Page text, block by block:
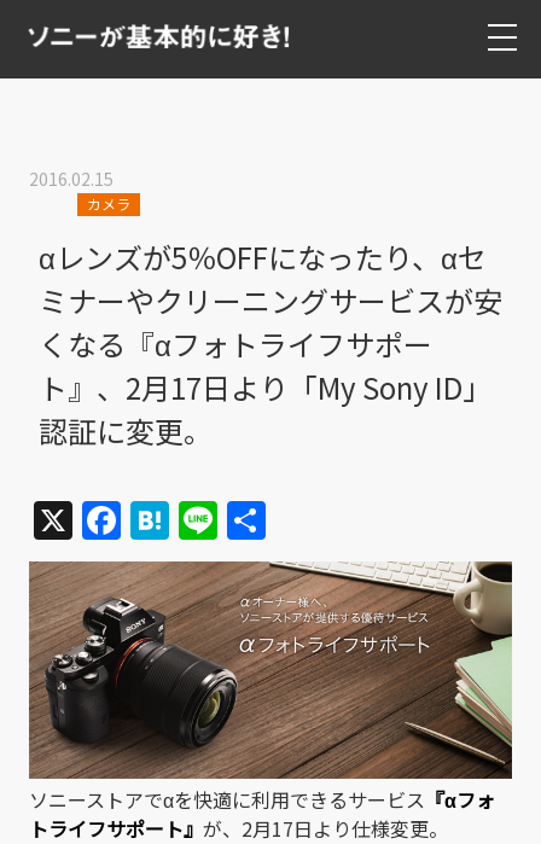
2016.02.15
カメラ
αレンズが5％OFFになったり、αセ
ミナーやクリーニングサービスが安
くなる『αフォトライフサポー
ト』、2月17日より「My Sony ID」
認証に変更。
X Facebook
Hatena
Line
有
ソニーストアでαを快適に利用できるサービス 『αフォ
トライフサポート』 が、2月17日より仕様変更。